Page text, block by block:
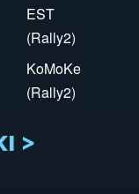
EST
(Rally2)
KoMoKe
(Rally2)
>